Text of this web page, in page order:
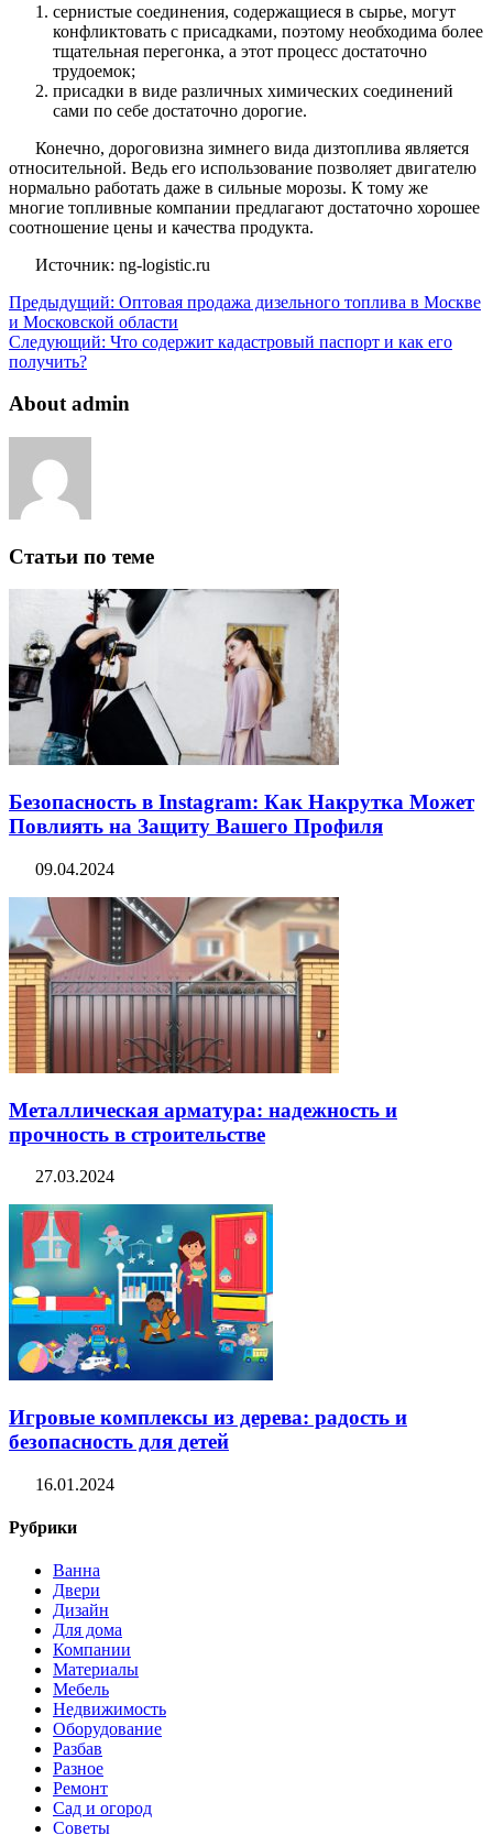
сернистые соединения, содержащиеся в сырье, могут
конфликтовать с присадками, поэтому необходима более
тщательная перегонка, а этот процесс достаточно
трудоемок;
присадки в виде различных химических соединений
сами по себе достаточно дорогие.
Конечно, дороговизна зимнего вида дизтоплива является
относительной. Ведь его использование позволяет двигателю
нормально работать даже в сильные морозы. К тому же
многие топливные компании предлагают достаточно хорошее
соотношение цены и качества продукта.
Источник: ng-logistic.ru
Предыдущий: Оптовая продажа дизельного топлива в Москве
и Московской области
Следующий: Что содержит кадастровый паспорт и как его
получить?
About admin
Статьи по теме
Безопасность в Instagram: Как Накрутка Может
Повлиять на Защиту Вашего Профиля
09.04.2024
Металлическая арматура: надежность и
прочность в строительстве
27.03.2024
Игровые комплексы из дерева: радость и
безопасность для детей
16.01.2024
Рубрики
Ванна
Двери
Дизайн
Для дома
Компании
Материалы
Мебель
Недвижимость
Оборудование
Разбав
Разное
Ремонт
Сад и огород
Советы